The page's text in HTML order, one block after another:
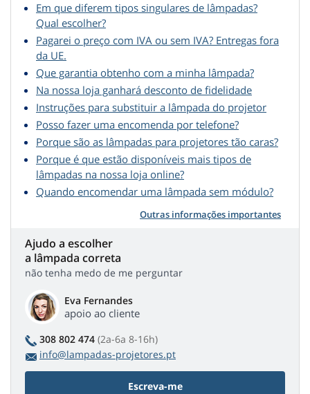
Em que diferem tipos singulares de lâmpadas?
Qual escolher?
Pagarei o preço com IVA ou sem IVA? Entregas fora
da UE.
Que garantia obtenho com a minha lâmpada?
Na nossa loja ganhará desconto de fidelidade
Instruções para substituir a lâmpada do projetor
Posso fazer uma encomenda por telefone?
Porque são as lâmpadas para projetores tão caras?
Porque é que estão disponíveis mais tipos de
lâmpadas na nossa loja online?
Quando encomendar uma lâmpada sem módulo?
Outras informações importantes
Ajudo a escolher
a lâmpada correta
não tenha medo de me perguntar
Eva Fernandes
apoio ao cliente
308 802 474 (2a-6a 8-16h)
info@lampadas-projetores.pt
Escreva-me